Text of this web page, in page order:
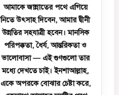
আমাকে জান্নাতের পথে এগিয়ে
নিতে উৎসাহ দিবেন, আমার দ্বীনী
উন্নতির সহযাত্রী হবেন। মানসিক
পরিপক্কতা, ধৈর্য, আন্তরিকতা ও
ভালোবাসা — এই গুণগুলো তার
মধ্যে দেখতে চাই। ইনশাআল্লাহ,
একে অপরকে বোঝার চেষ্টা করে,